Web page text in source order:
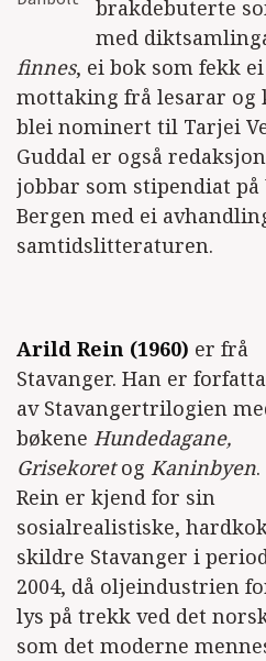
brakdebuterte
med
finnes, ei bok som fekk
mottaking frå lesarar og
blei nominert til Tarjei
Guddal er også
jobbar som stipendiat
Bergen med ei
samtidslitteraturen.
Arild Rein (1960) er frå
Stavanger. Han er
av Stavangertrilogien
bøkene Hundedagane,
Grisekoretog Kaninbyen.
Rein er kjend for sin
sosialrealistiske,
skildre Stavanger i
2004, då oljeindustrien
lys på trekk ved det
som det moderne